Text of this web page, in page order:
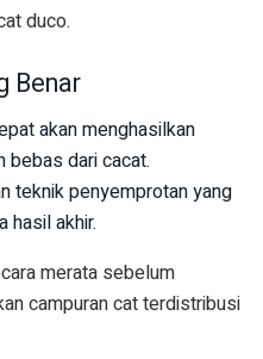
duco.
Benar
akan menghasilkan
bebas dari cacat.
teknik penyemprotan yang
hasil akhir.
merata sebelum
campuran cat terdistribusi